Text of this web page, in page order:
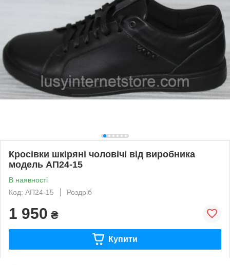
Кросівки шкіряні чоловічі від виробника
модель АП24-15
В наявності
Код: АП24-15
Роздріб
1 950 ₴
Купити